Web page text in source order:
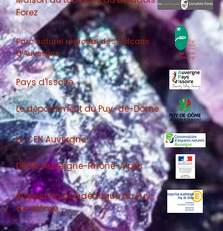
Forez
Parc naturel régional des Volcans
d'Auvergne
Pays d'Issoire
Le département du Puy-de-Dôme
Le CEN Auvergne
DREAL Auvergne-Rhône-Alpes
Inspection académique du Puy-
de-dôme